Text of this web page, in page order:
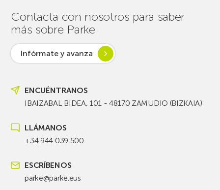
Contacta con nosotros para saber
más sobre Parke
Infórmate y avanza
ENCUÉNTRANOS
IBAIZABAL BIDEA, 101 - 48170 ZAMUDIO (BIZKAIA)
LLÁMANOS
+34 944 039 500
ESCRÍBENOS
parke@parke.eus